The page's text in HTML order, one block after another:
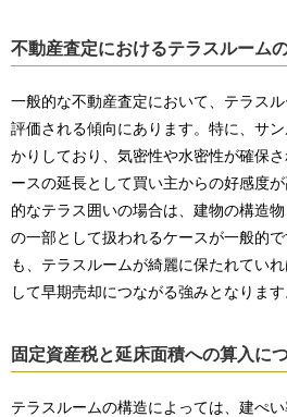
不動産査定におけるテラスルーム
一般的な不動産査定において、テラス
評価される傾向にあります。特に、サ
かりしており、気密性や水密性が確保
ースの延長として買い主からの好感度
的なテラス囲いの場合は、建物の構造物
の一部として扱われるケースが一般的
も、テラスルームが綺麗に保たれてい
して早期売却につながる強みとなります
固定資産税と延床面積への算入に
テラスルームの構造によっては、建ぺ